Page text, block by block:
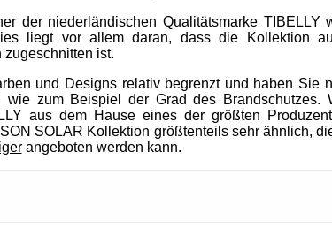
der niederländischen Qualitätsmarke TIBELLY
liegt vor allem daran, dass die Kollektion
ist.
und Designs relativ begrenzt und haben Sie
wie zum Beispiel der Grad des Brandschutzes.
aus dem Hause eines der größten
SOLAR Kollektion größtenteils sehr ähnlich,
angeboten werden kann.